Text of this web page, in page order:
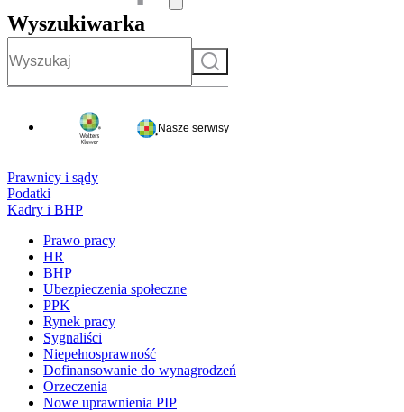
Wyszukiwarka
Szukaj
Nasze serwisy
Prawnicy i sądy
Podatki
Kadry i BHP
Prawo pracy
HR
BHP
Ubezpieczenia społeczne
PPK
Rynek pracy
Sygnaliści
Niepełnosprawność
Dofinansowanie do wynagrodzeń
Orzeczenia
Nowe uprawnienia PIP